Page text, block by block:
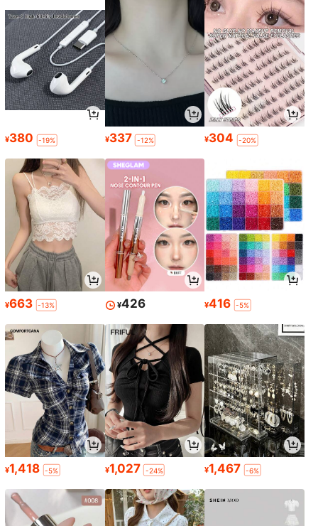
¥380 -19% ¥337 -12% ¥304 -20%
¥663 -13% ¥426 ¥416 -5%
¥1,418 -5% ¥1,027 -24% ¥1,467 -6%